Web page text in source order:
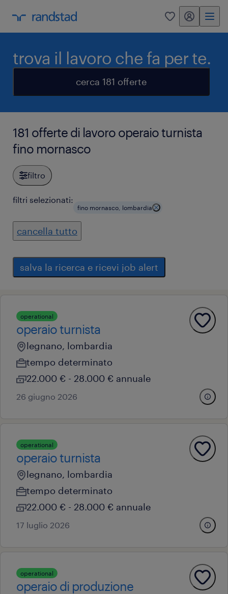
0 my randstad
trova il lavoro che fa per te.
cerca 181 offerte
181 offerte di lavoro operaio turnista
fino mornasco
filtro
filtri selezionati:
fino mornasco, lombardia
cancella tutto
salva la ricerca e ricevi job alert
operational
operaio turnista
legnano, lombardia
tempo determinato
22.000 € - 28.000 € annuale
26 giugno 2026
operational
operaio turnista
legnano, lombardia
tempo determinato
22.000 € - 28.000 € annuale
17 luglio 2026
operational
operaio di produzione